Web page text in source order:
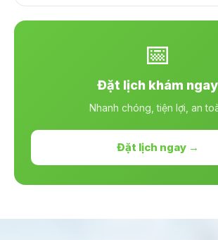
📅
Đặt lịch khám ngay
Nhanh chóng, tiện lợi, an
Đặt lịch ngay →